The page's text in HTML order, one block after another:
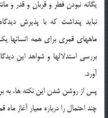
يگانه نبودن فطر و قربان و قدر و
نبايد پنداشت كه با پذيرش
ماههاي قمري براي همه انسانها
بررسي استدلالها و شواهد اين
آورد.
پس از روشن شدن اين نكته ها، به
چند احتمال را درباره معيار آغاز